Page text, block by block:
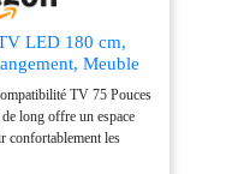
LED 180 cm,
Meuble
pour TV
180 x 35 x 45
TV 75 Pouces
long offre un espace
confortablement les